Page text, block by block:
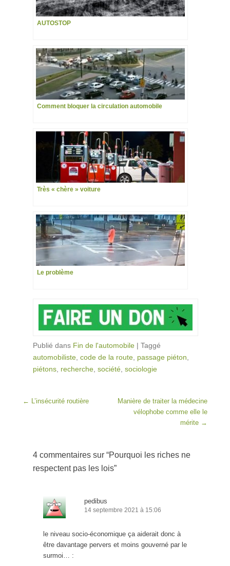
AUTOSTOP
Comment bloquer la circulation automobile
Très « chère » voiture
Le problème
Publié dans Fin de l'automobile | Taggé
automobiliste code de la route passage piéton
piétons recherche société sociologie
Post navigation
← L’insécurité routière
Manière de traiter la médecine
vélophobe comme elle le
mérite →
4 commentaires sur “Pourquoi les riches ne
respectent pas les lois”
pedibus
14 septembre 2021 à 15:06
le niveau socio-économique ça aiderait donc à
être davantage pervers et moins gouverné par le
surmoi… :